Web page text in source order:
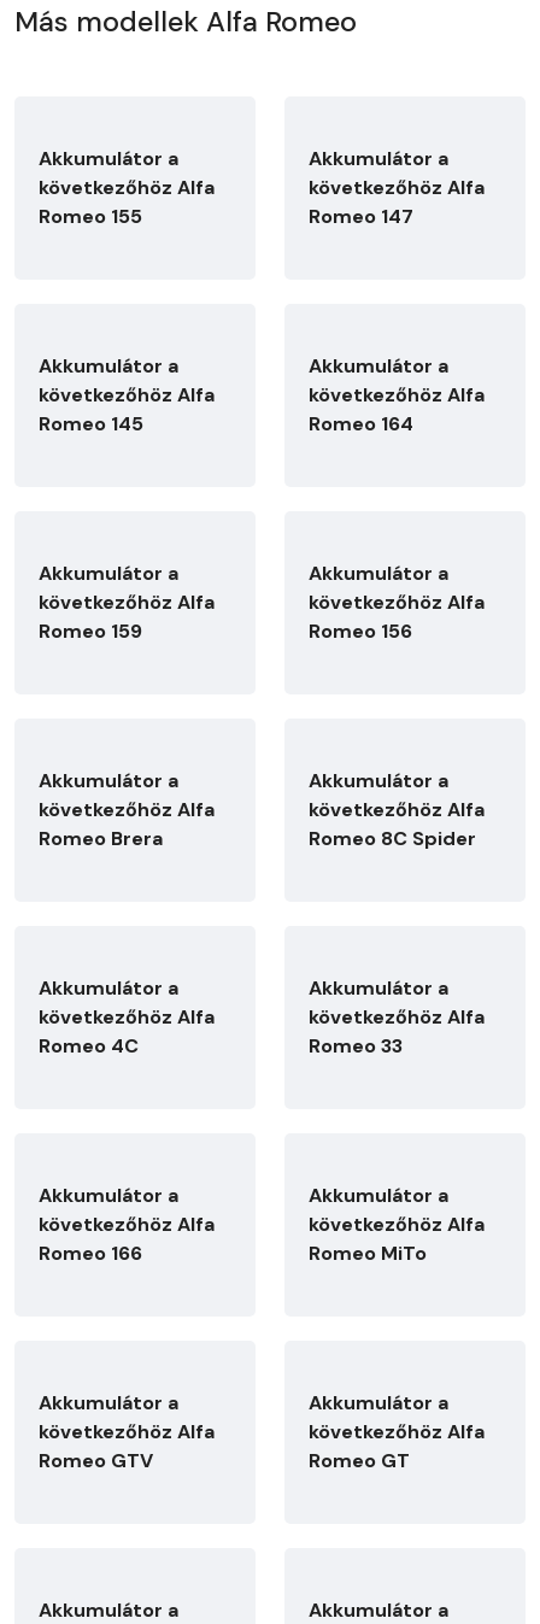
Más modellek Alfa Romeo
Akkumulátor a
következőhöz Alfa
Romeo 155
Akkumulátor a
következőhöz Alfa
Romeo 147
Akkumulátor a
következőhöz Alfa
Romeo 145
Akkumulátor a
következőhöz Alfa
Romeo 164
Akkumulátor a
következőhöz Alfa
Romeo 159
Akkumulátor a
következőhöz Alfa
Romeo 156
Akkumulátor a
következőhöz Alfa
Romeo Brera
Akkumulátor a
következőhöz Alfa
Romeo 8C Spider
Akkumulátor a
következőhöz Alfa
Romeo 4C
Akkumulátor a
következőhöz Alfa
Romeo 33
Akkumulátor a
következőhöz Alfa
Romeo 166
Akkumulátor a
következőhöz Alfa
Romeo MiTo
Akkumulátor a
következőhöz Alfa
Romeo GTV
Akkumulátor a
következőhöz Alfa
Romeo GT
Akkumulátor a
Akkumulátor a